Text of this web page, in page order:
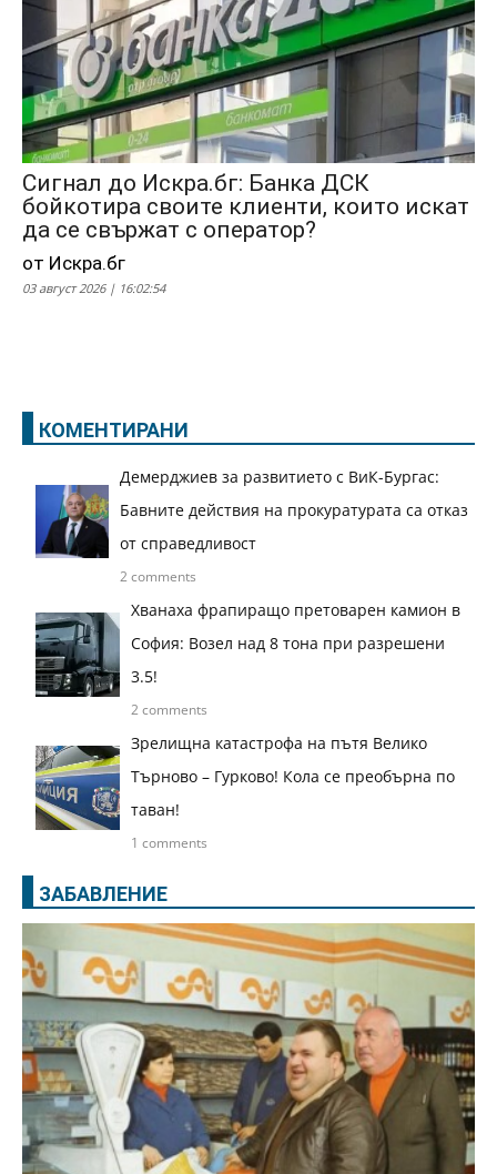
Сигнал до Искра.бг: Банка ДСК
бойкотира своите клиенти, които искат
да се свържат с оператор?
от Искра.бг
03 август 2026 | 16:02:54
КОМЕНТИРАНИ
Демерджиев за развитието с ВиК-Бургас:
Бавните действия на прокуратурата са отказ
от справедливост
2 comments
Хванаха фрапиращо претоварен камион в
София: Возел над 8 тона при разрешени
3.5!
2 comments
Зрелищна катастрофа на пътя Велико
Търново – Гурково! Кола се преобърна по
таван!
1 comments
ЗАБАВЛЕНИЕ